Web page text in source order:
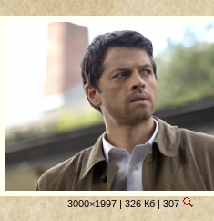
3000×1997 | 326 Кб | 307